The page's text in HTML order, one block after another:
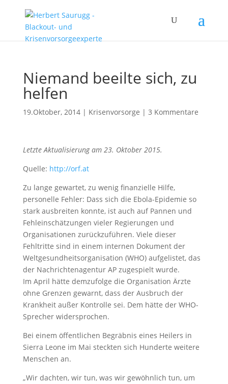
Niemand beeilte sich, zu
helfen
19.Oktober, 2014| Krisenvorsorge | 3 Kommentare
Letzte Aktualisierung am 23. Oktober 2015.
Quelle: http://orf.at
Zu lange gewartet, zu wenig finanzielle Hilfe,
personelle Fehler: Dass sich die Ebola-Epidemie so
stark ausbreiten konnte, ist auch auf Pannen und
Fehleinschätzungen vieler Regierungen und
Organisationen zurückzuführen. Viele dieser
Fehltritte sind in einem internen Dokument der
Weltgesundheitsorganisation (WHO) aufgelistet, das
der Nachrichtenagentur AP zugespielt wurde.
Im April hätte demzufolge die Organisation Ärzte
ohne Grenzen gewarnt, dass der Ausbruch der
Krankheit außer Kontrolle sei. Dem hätte der WHO-
Sprecher widersprochen.
Bei einem öffentlichen Begräbnis eines Heilers in
Sierra Leone im Mai steckten sich Hunderte weitere
Menschen an.
„Wir dachten, wir tun, was wir gewöhnlich tun, um